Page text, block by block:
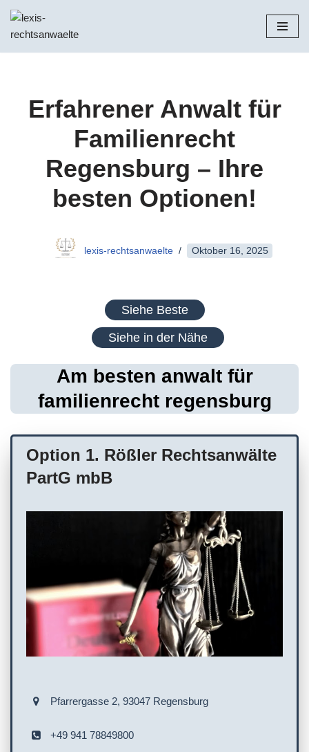
Zum
Inhalt
Erfahrener Anwalt für
Familienrecht
Regensburg – Ihre
besten Optionen!
lexis-rechtsanwaelte Oktober 16, 2025
Siehe Beste
Siehe in der Nähe
Am besten anwalt für
familienrecht regensburg
Option 1. Rößler Rechtsanwälte
PartG mbB
Pfarrergasse 2, 93047 Regensburg
+49 941 78849800